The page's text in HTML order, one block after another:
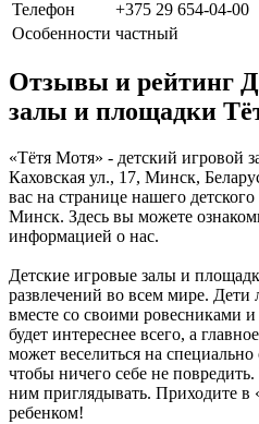
Телефон
+375 29 654-04-00
Особенности частный
Отзывы и рейтинг
залы и площадки
«Тётя Мотя» - детский игровой
Каховская ул., 17, Минск,
вас на странице нашего
Минск. Здесь вы можете
информацией о нас.
Детские игровые залы и
развлечений во всем мире. Дети
вместе со своими ровесниками и
будет интереснее всего, а
может веселиться на
чтобы ничего себе не
ним приглядывать. Приходите в
ребенком!